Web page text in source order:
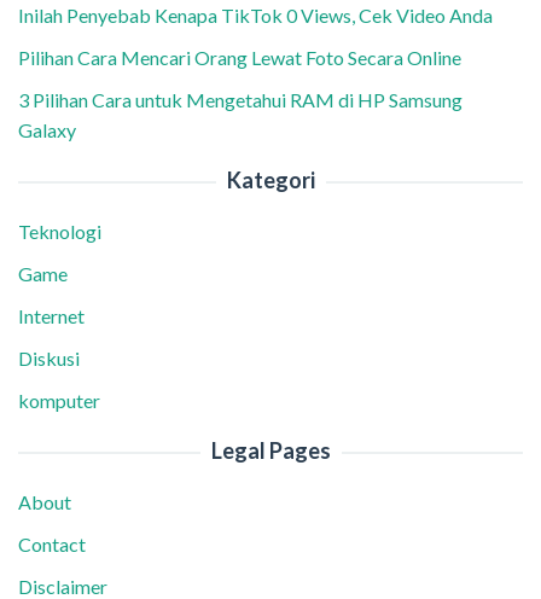
Inilah Penyebab Kenapa TikTok 0 Views, Cek Video Anda
Pilihan Cara Mencari Orang Lewat Foto Secara Online
3 Pilihan Cara untuk Mengetahui RAM di HP Samsung
Galaxy
Kategori
Teknologi
Game
Internet
Diskusi
komputer
Legal Pages
About
Contact
Disclaimer